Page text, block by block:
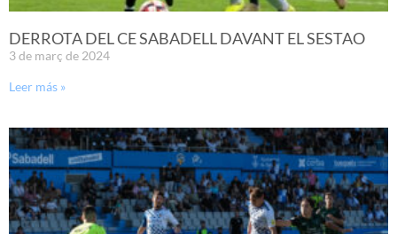
DERROTA DEL CE SABADELL DAVANT EL SESTAO
3 de març de 2024
Leer más »